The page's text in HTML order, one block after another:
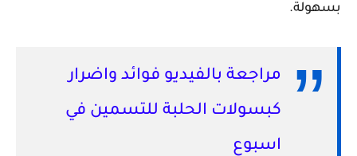
بسهولة.
مراجعة بالفيديو فوائد واضرار
كبسولات الحلبة للتسمين في
اسبوع